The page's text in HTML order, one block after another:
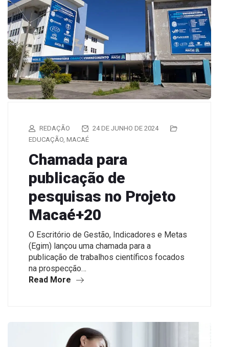
REDAÇÃO
24 DE JUNHO DE 2024
EDUCAÇÃO MACAÉ
Chamada para
publicação de
pesquisas no Projeto
Macaé+20
O Escritório de Gestão, Indicadores e Metas
(Egim) lançou uma chamada para a
publicação de trabalhos científicos focados
na prospecção…
Read More